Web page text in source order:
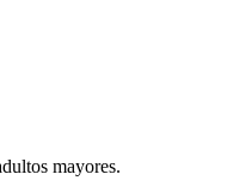
mayores.